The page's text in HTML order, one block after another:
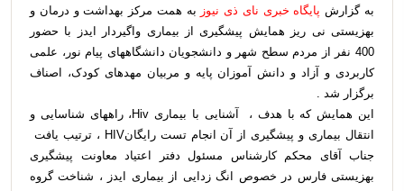
به گزارش پایگاه خبری نای ذی نیوز به همت مرکز بهداشت و درمان و
بهزیستی نی ریز همایش پیشگیری از بیماری واگیردار ایدز با حضور
400 نفر از مردم سطح شهر و دانشجویان دانشگاههای پیام نور، علمی
کاربردی و آزاد و دانش آموزان پایه و مربیان مهدهای کودک، اصناف
برگزار شد .
این همایش که با هدف ، آشنایی با بیماری Hiv، راههای شناسایی و
انتقال بیماری و پیشگیری از آن انجام تست رایگانHIV ، ترتیب یافت
جناب آقای محکم کارشناس مسئول دفتر اعتیاد معاونت پیشگیری
بهزیستی فارس در خصوص انگ زدایی از بیماری ایدز ، شناخت گروه